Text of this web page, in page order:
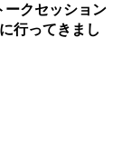
ークセッション
行ってきまし